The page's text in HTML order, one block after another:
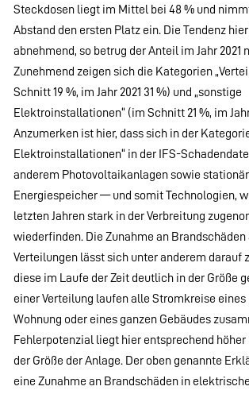
Steckdosen liegt im Mittel bei 48 % und
Abstand den ersten Platz ein. Die Tendenz
abnehmend, so betrug der Anteil im Jahr 2021
Zunehmend zeigen sich die Kategorien
Schnitt 19 %, im Jahr 2021 31 %) und „sonstige
Elektroinstallationen“ (im Schnitt 21 %, im Jahr
Anzumerken ist hier, dass sich in der
Elektroinstallationen“ in der IFS-
anderem Photovoltaikanlagen sowie
Energiespeicher — und somit Technologien,
letzten Jahren stark in der Verbreitung
wiederfinden. Die Zunahme an
Verteilungen lässt sich unter anderem darauf
diese im Laufe der Zeit deutlich in der Größe
einer Verteilung laufen alle Stromkreise
Wohnung oder eines ganzen Gebäudes
Fehlerpotenzial liegt hier entsprechend
der Größe der Anlage. Der oben genannte
eine Zunahme an Brandschäden in